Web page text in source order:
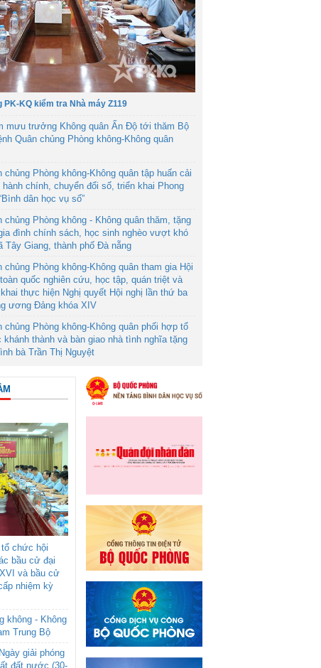
PK-KQ kiểm tra Nhà máy Z119
mưu trưởng Không quân Ấn Độ tới thăm Bộ
Quân chủng Phòng không-Không quân
chủng Phòng không-Không quân tập huấn cải
hành chính, chuyển đổi số, triển khai Phong
dân học vụ số”
chủng Phòng không - Không quân thăm, tặng
đình chính sách, học sinh nghèo vượt khó
Tây Giang, thành phố Đà nẵng
chủng Phòng không-Không quân tham gia Hội
quốc nghiên cứu, học tập, quán triệt và
thực hiện Nghị quyết Hội nghị lần thứ ba
ương Đảng khóa XIV
chủng Phòng không-Không quân phối hợp tổ
khánh thành và bàn giao nhà tình nghĩa tặng
bà Trần Thị Nguyệt
chức hội
bầu cử đại
và bầu cử
nhiệm kỳ
không - Không
Trung Bộ
giải phóng
đất nước (30-